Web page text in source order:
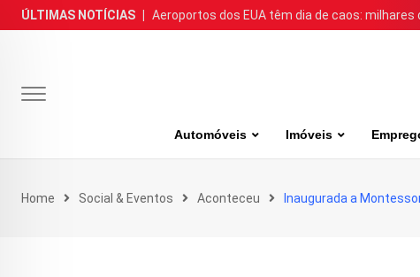
Skip
to
ÚLTIMAS NOTÍCIAS Aeroportos dos EUA têm dia de caos:
Automóveis Imóveis
Home Social & Eventos Aconteceu Inaugurada a